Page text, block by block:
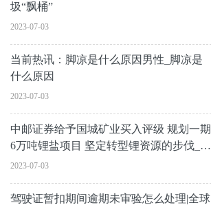
圾“飘桶”
2023-07-03
当前热讯：脚凉是什么原因男性_脚凉是
什么原因
2023-07-03
中邮证券给予国城矿业买入评级 规划一期
6万吨锂盐项目 坚定转型锂资源的步伐_全
球快看点
2023-07-03
驾驶证暂扣期间逾期未审验怎么处理|全球